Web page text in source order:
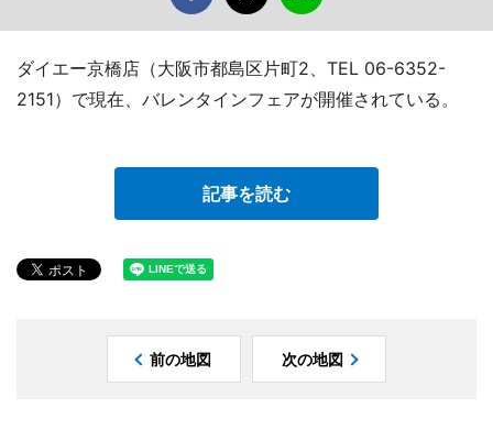
ダイエー京橋店（大阪市都島区片町2、TEL 06-6352-
2151）で現在、バレンタインフェアが開催されている。
記事を読む
前の地図 次の地図